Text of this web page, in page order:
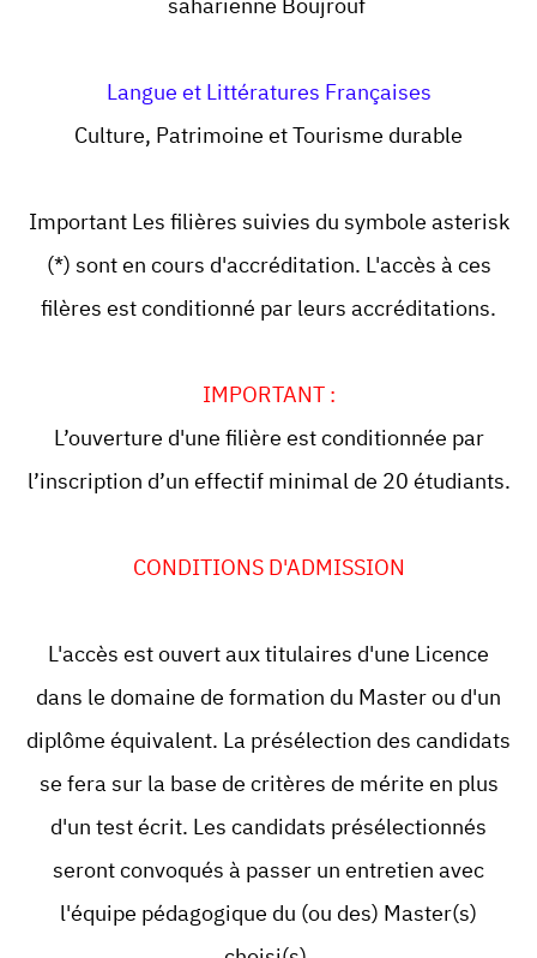
Langue et Littératures Françaises
Culture, Patrimoine et Tourisme durable
Important Les filières suivies du symbole asterisk
(*) sont en cours d'accréditation. L'accès à ces
filères est conditionné par leurs accréditations.
IMPORTANT :
L’ouverture d'une filière est conditionnée par
l’inscription d’un effectif minimal de 20 étudiants.
CONDITIONS D'ADMISSION
L'accès est ouvert aux titulaires d'une Licence
dans le domaine de formation du Master ou d'un
diplôme équivalent. La présélection des candidats
se fera sur la base de critères de mérite en plus
d'un test écrit. Les candidats présélectionnés
seront convoqués à passer un entretien avec
l'équipe pédagogique du (ou des) Master(s)